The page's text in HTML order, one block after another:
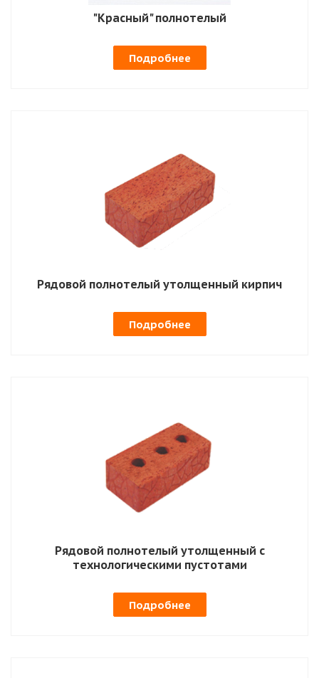
"Красный" полнотелый
Подробнее
Рядовой полнотелый утолщенный кирпич
Подробнее
Рядовой полнотелый утолщенный с
технологическими пустотами
Подробнее